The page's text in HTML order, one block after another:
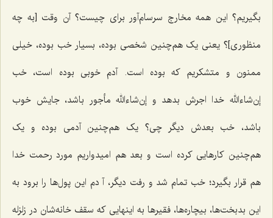
بگیریم؟ این همه مخارج سرسام‌آور برای چیست؟ آن وقت [به چه
منظوری]؟ یعنی یک هم‌چنین شخصی بوده، بسیار خب بوده، خیلی
ممنون و متشکریم که بوده است. آدم خوبی بوده است، خب
إن‌شاءالله خدا اجرش بدهد و إن‌شاءالله مأجور باشد، جایش خوب
باشد، خب بعدش دیگر چی؟ یک هم‌چنین آدمی بوده و یک
هم‌چنین کارهایی کرده است و بعد هم امیدواریم مورد رحمت خدا
هم قرار بگیرد؛ خب تمام شد و رفت دیگر، آ دم این پول‌ها را برود به
این بدبخت‌ها، بیچاره‌ها، فقیرها به اینهایی که سقف خانه‌شان در زلزله